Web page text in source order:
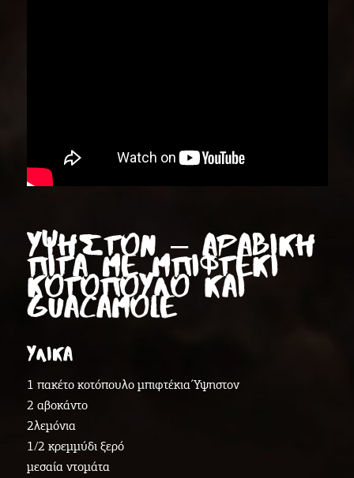
ΥΨΗΣΤΟΝ – ΑΡΑΒΙΚΉ
ΠΊΤΑ ΜΕ ΜΠΙΦΤΈΚΙ
ΚΟΤΌΠΟΥΛΟ ΚΑΙ
GUACAMOLE
ΥΛΙΚΑ
1 πακέτο κοτόπουλο μπιφτέκια Ύψηστον
2 αβοκάντο
2λεμόνια
1/2 κρεμμύδι ξερό
μεσαία ντομάτα